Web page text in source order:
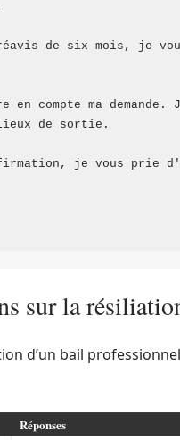
de six mois, je
en compte ma
de sortie.
je vous prie
sur la
d’un bail
Réponses